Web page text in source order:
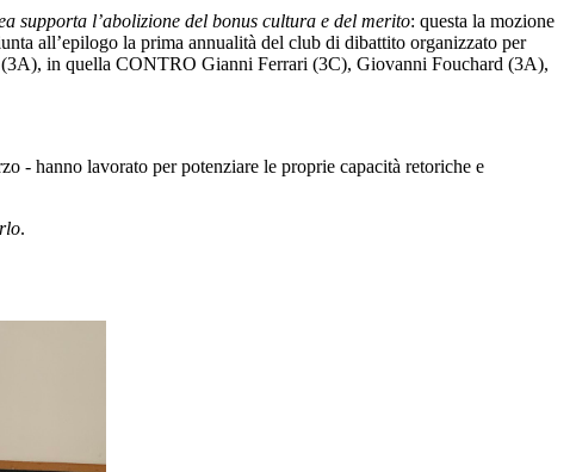
supporta l’abolizione del bonus cultura e del merito: questa la mozione
all’epilogo la prima annualità del club di dibattito organizzato per
in quella CONTRO Gianni Ferrari (3C), Giovanni Fouchard (3A),
- hanno lavorato per potenziare le proprie capacità retoriche e
.